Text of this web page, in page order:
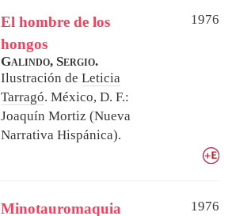
El hombre de los
hongos
1976
Galindo, Sergio.
Ilustración de Leticia
Tarragó. México, D. F.:
Joaquín Mortiz (Nueva
Narrativa Hispánica).
Minotauromaquia
1976